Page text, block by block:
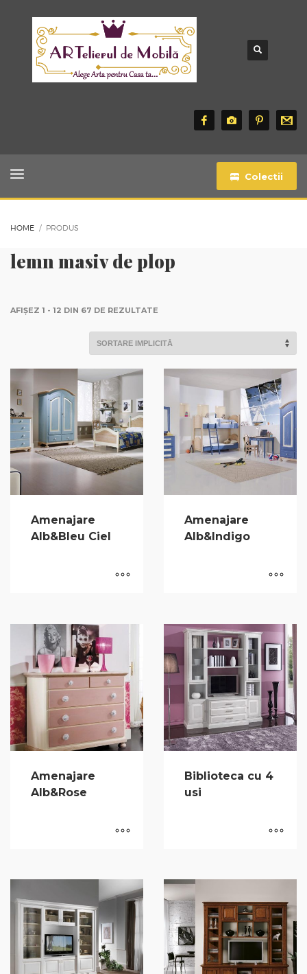
Colectii
HOME PRODUS
lemn masiv de plop
AFIȘEZ 1 - 12 DIN 67 DE REZULTATE
Amenajare
Alb&Bleu Ciel
Amenajare
Alb&Indigo
Amenajare
Alb&Rose
Biblioteca cu 4
usi